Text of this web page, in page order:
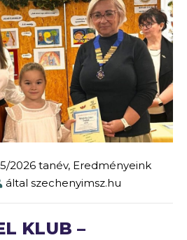
2026 tanév, Eredményeink
által szechenyimsz.hu
KLUB –